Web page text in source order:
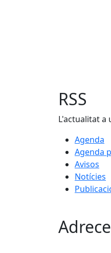
RSS
L'actualitat a
Agenda
Agenda
Avisos
Notícies